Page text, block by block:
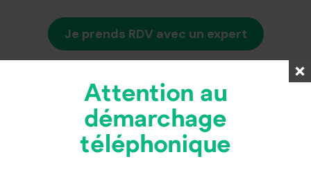
Je prends RDV avec un expert
Foire aux Questions
PAC air-air, air-eau ou eau-
eau : à quoi sert le réfrigérant
Attention au
démarchage
téléphonique